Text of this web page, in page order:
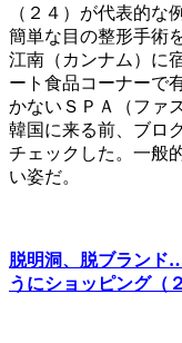
（２４）が代表的な
簡単な目の整形手術
江南（カンナム）に
ート食品コーナーで
かないＳＰＡ（ファ
韓国に来る前、ブロ
チェックした。一般
い姿だ。
脱明洞、脱ブランド
うにショッピング（２